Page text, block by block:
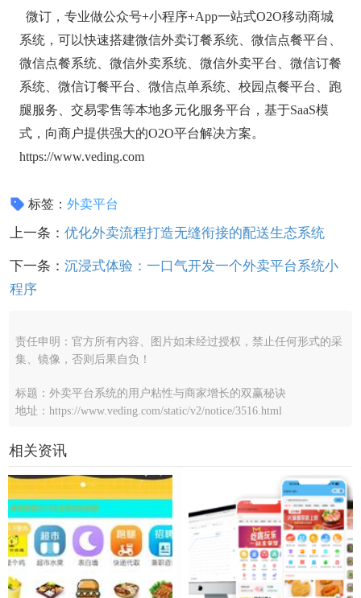
微订，专业做公众号+小程序+App一站式O2O移动商城
系统，可以快速搭建微信外卖订餐系统、微信点餐平台、
微信点餐系统、微信外卖系统、微信外卖平台、微信订餐
系统、微信订餐平台、微信点单系统、校园点餐平台、跑
腿服务、交易零售等本地多元化服务平台，基于SaaS模
式，向商户提供强大的O2O平台解决方案。
https://www.veding.com
标签：外卖平台
上一条： 优化外卖流程打造无缝衔接的配送生态系统
下一条： 沉浸式体验：一口气开发一个外卖平台系统小
程序
责任申明：官方所有内容、图片如未经过授权，禁止任何形式的采
集、镜像，否则后果自负！
标题：外卖平台系统的用户粘性与商家增长的双赢秘诀
地址：https://www.veding.com/static/v2/notice/3516.html
相关资讯